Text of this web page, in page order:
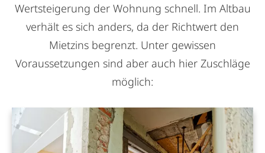
Wertsteigerung der Wohnung schnell. Im Altbau
verhält es sich anders, da der Richtwert den
Mietzins begrenzt. Unter gewissen
Voraussetzungen sind aber auch hier Zuschläge
möglich: